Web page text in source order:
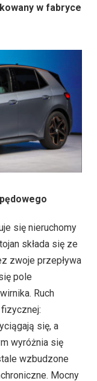
w fabryce
się nieruchomy
składa się ze
zwoje przepływa
pole
Ruch
się, a
wyróżnia się
wzbudzone
Mocny